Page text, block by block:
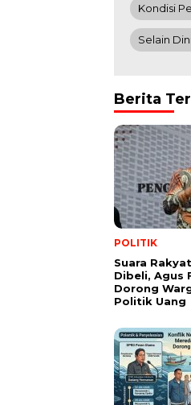
Kondisi
Selain
Berita
POLITIK
Suara
Dibeli, Agus
Dorong
Politik Uang